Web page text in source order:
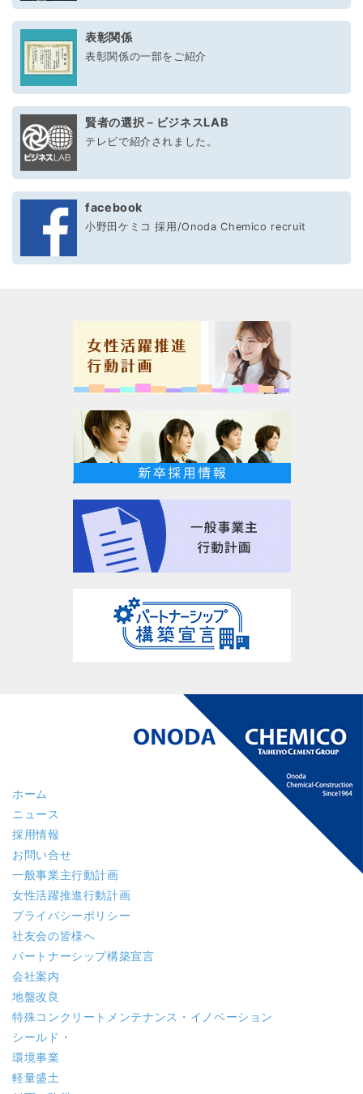
表彰関係
表彰関係の一部をご紹介
賢者の選択－ビジネスLAB
テレビで紹介されました。
facebook
小野田ケミコ 採用/Onoda Chemico recruit
ホーム
ニュース
採用情報
お問い合せ
一般事業主行動計画
女性活躍推進行動計画
プライバシーポリシー
社友会の皆様へ
パートナーシップ構築宣言
会社案内
地盤改良
特殊コンクリート メンテナンス・イノベーション
シールド・
環境事業
軽量盛土